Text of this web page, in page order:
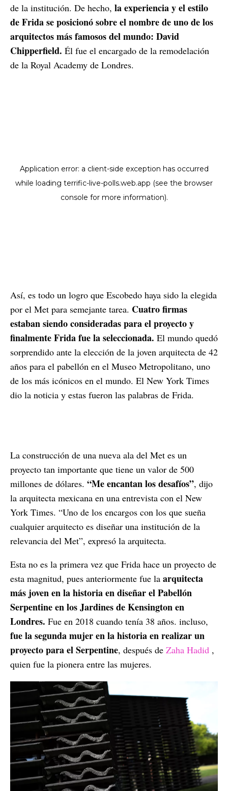
de la institución. De hecho, la experiencia y el estilo
de Frida se posicionó sobre el nombre de uno de los
arquitectos más famosos del mundo: David
Chipperfield. Él fue el encargado de la remodelación
de la Royal Academy de Londres.
Así, es todo un logro que Escobedo haya sido la elegida
por el Met para semejante tarea. Cuatro firmas
estaban siendo consideradas para el proyecto y
finalmente Frida fue la seleccionada. El mundo quedó
sorprendido ante la elección de la joven arquitecta de 42
años para el pabellón en el Museo Metropolitano, uno
de los más icónicos en el mundo. El New York Times
dio la noticia y estas fueron las palabras de Frida.
La construcción de una nueva ala del Met es un
proyecto tan importante que tiene un valor de 500
millones de dólares. “Me encantan los desafíos”, dijo
la arquitecta mexicana en una entrevista con el New
York Times. “Uno de los encargos con los que sueña
cualquier arquitecto es diseñar una institución de la
relevancia del Met”, expresó la arquitecta.
Esta no es la primera vez que Frida hace un proyecto de
esta magnitud, pues anteriormente fue la arquitecta
más joven en la historia en diseñar el Pabellón
Serpentine en los Jardines de Kensington en
Londres. Fue en 2018 cuando tenía 38 años. incluso,
fue la segunda mujer en la historia en realizar un
proyecto para el Serpentine, después de Zaha Hadid ,
quien fue la pionera entre las mujeres.